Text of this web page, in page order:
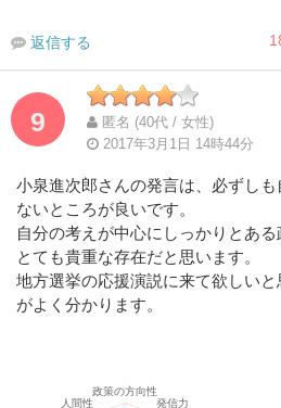
返信する
9
匿名 (40代 / 女性)
2017年3月1日 14時44分
小泉進次郎さんの発言は、必ずし
ないところが良いです。
自分の考えが中心にしっかりとある
とても貴重な存在だと思います。
地方選挙の応援演説に来て欲しい
がよく分かります。